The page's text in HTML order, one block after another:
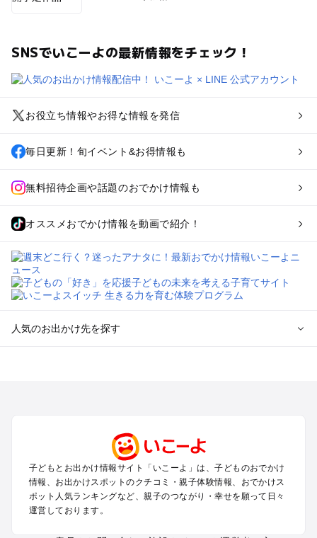
SNSでいこーよの最新情報をチェック！
お役立ち情報やお得な情報を発信
毎日更新！旬イベント&お得情報も
無料招待企画や話題のおでかけ情報も
オススメおでかけ情報を動画で紹介！
人気のお出かけ先を探す
関西のプールおでかけ
中国･四国のプールおでかけ
九州･沖縄のプールおでかけ
定番お出かけスポット
子どもとお出かけ情報サイト「いこーよ」は、子どものおでかけ
情報、お出かけスポットのクチコミ・親子体験情報、おでかけス
ポット人気ランキングなど、親子のつながり・幸せを願って日々
運営しております。